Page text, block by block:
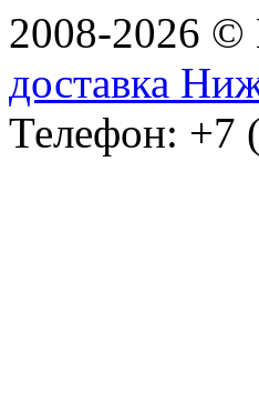
2008-2026 ©
доставка
Телефон: +7